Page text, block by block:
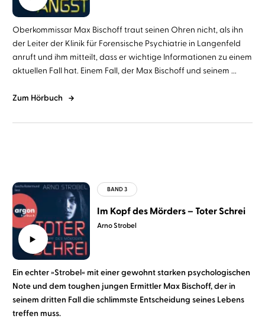
Oberkommissar Max Bischoff traut seinen Ohren nicht, als ihn
der Leiter der Klinik für Forensische Psychiatrie in Langenfeld
anruft und ihm mitteilt, dass er wichtige Informationen zu einem
aktuellen Fall hat. Einem Fall, der Max Bischoff und seinem ...
Zum Hörbuch
Arno Strobel
Im Kopf des Mörders – Toter Schrei
Ein echter »Strobel« mit einer gewohnt starken psychologischen
Note und dem toughen jungen Ermittler Max Bischoff, der in
seinem dritten Fall die schlimmste Entscheidung seines Lebens
treffen muss.